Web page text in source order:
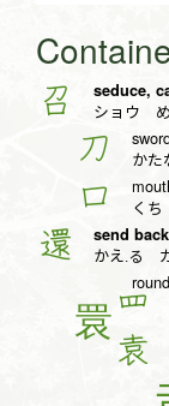
召 seduce,
ショウ
刀 か
口 く
還 send
かえ.る
罒
袁